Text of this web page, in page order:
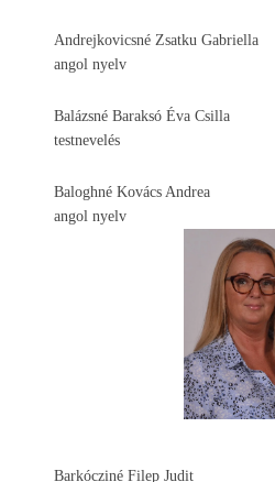
Andrejkovicsné Zsatku Gabriella
angol nyelv
Balázsné Baraksó Éva Csilla
testnevelés
Baloghné Kovács Andrea
angol nyelv
Barkócziné Filep Judit